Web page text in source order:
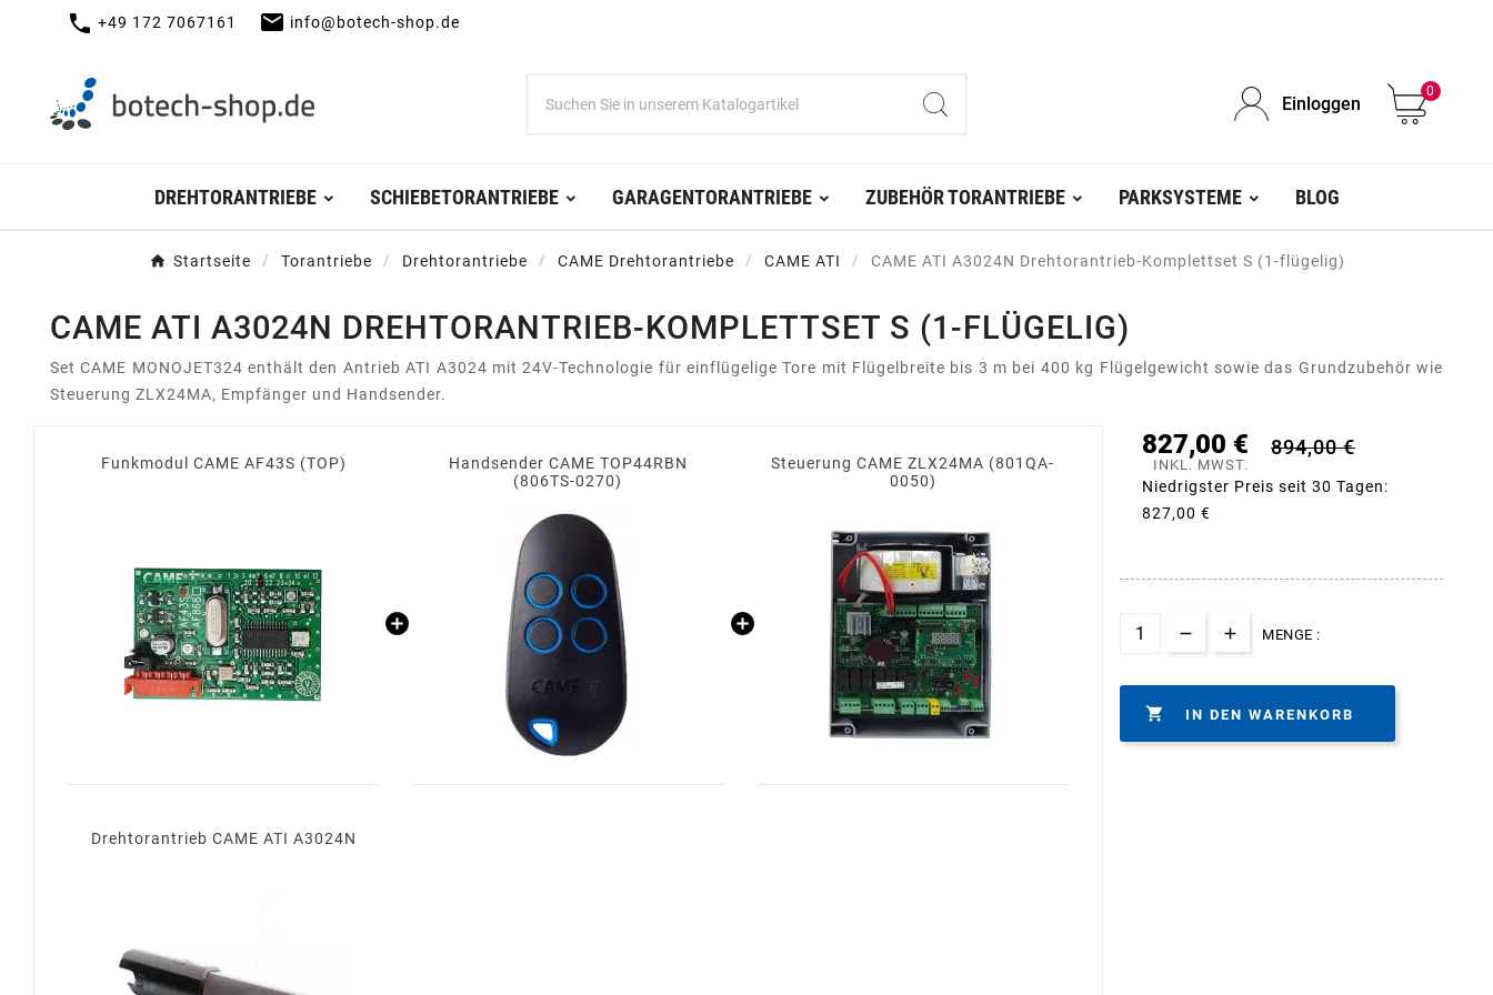
call +49 172 7067161 mail info@botech-shop.de
Einloggen
0
DREHTORANTRIEBE SCHIEBETORANTRIEBE GARAGENTORANTRIEBE ZUBEHÖR TORANTRIEBE PARKSYSTEME BLOG
Startseite Torantriebe Drehtorantriebe CAME Drehtorantriebe CAME ATI CAME ATI A3024N Drehtorantrieb-Komplettset S (1-flügelig)
CAME ATI A3024N DREHTORANTRIEB-KOMPLETTSET S (1-FLÜGELIG)
Set CAME MONOJET324 enthält den Antrieb ATI A3024 mit 24V-Technologie für einflügelige Tore mit Flügelbreite bis 3 m bei 400 kg Flügelgewicht sowie das Grundzubehör wie
Steuerung ZLX24MA, Empfänger und Handsender.
Funkmodul CAME AF43S (TOP)
Handsender CAME TOP44RBN
(806TS-0270)
Steuerung CAME ZLX24MA (801QA-
0050)
Drehtorantrieb CAME ATI A3024N
827,00 € 894,00 €
INKL. MWST.
Niedrigster Preis seit 30 Tagen:
827,00 €
MENGE :
 IN DEN WARENKORB